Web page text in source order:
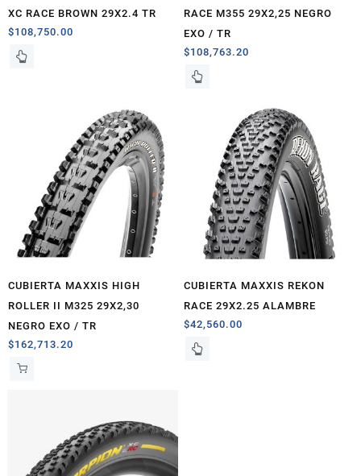
XC RACE BROWN 29X2.4 TR
$108,750.00
RACE M355 29X2,25 NEGRO
EXO / TR
$108,763.20
CUBIERTA MAXXIS HIGH
ROLLER II M325 29X2,30
NEGRO EXO / TR
$162,713.20
CUBIERTA MAXXIS REKON
RACE 29X2.25 ALAMBRE
$42,560.00